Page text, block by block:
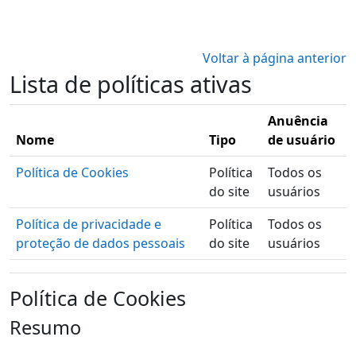
Voltar à página anterior
Lista de políticas ativas
Nome Tipo
Anuência
de usuário
Política de Cookies
Política
do site
Todos os
usuários
Política de privacidade e
proteção de dados pessoais
Política
do site
Todos os
usuários
Política de Cookies
Resumo